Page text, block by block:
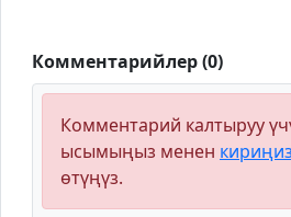
Комментарийлер (0)
Комментарий калтыруу
ысымыңыз менен кириңиз
өтүңүз.